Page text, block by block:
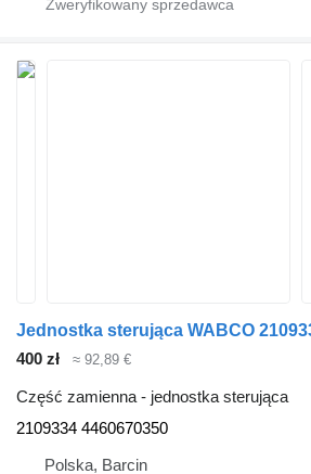
400 zł ≈ 92,89 €
Część zamienna - jednostka sterująca
2109334 4460670350
Polska, Barcin